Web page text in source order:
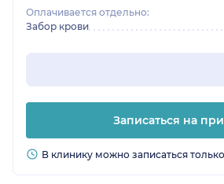
Оплачивается отдельно:
Забор крови
Записаться на
В клинику можно записаться